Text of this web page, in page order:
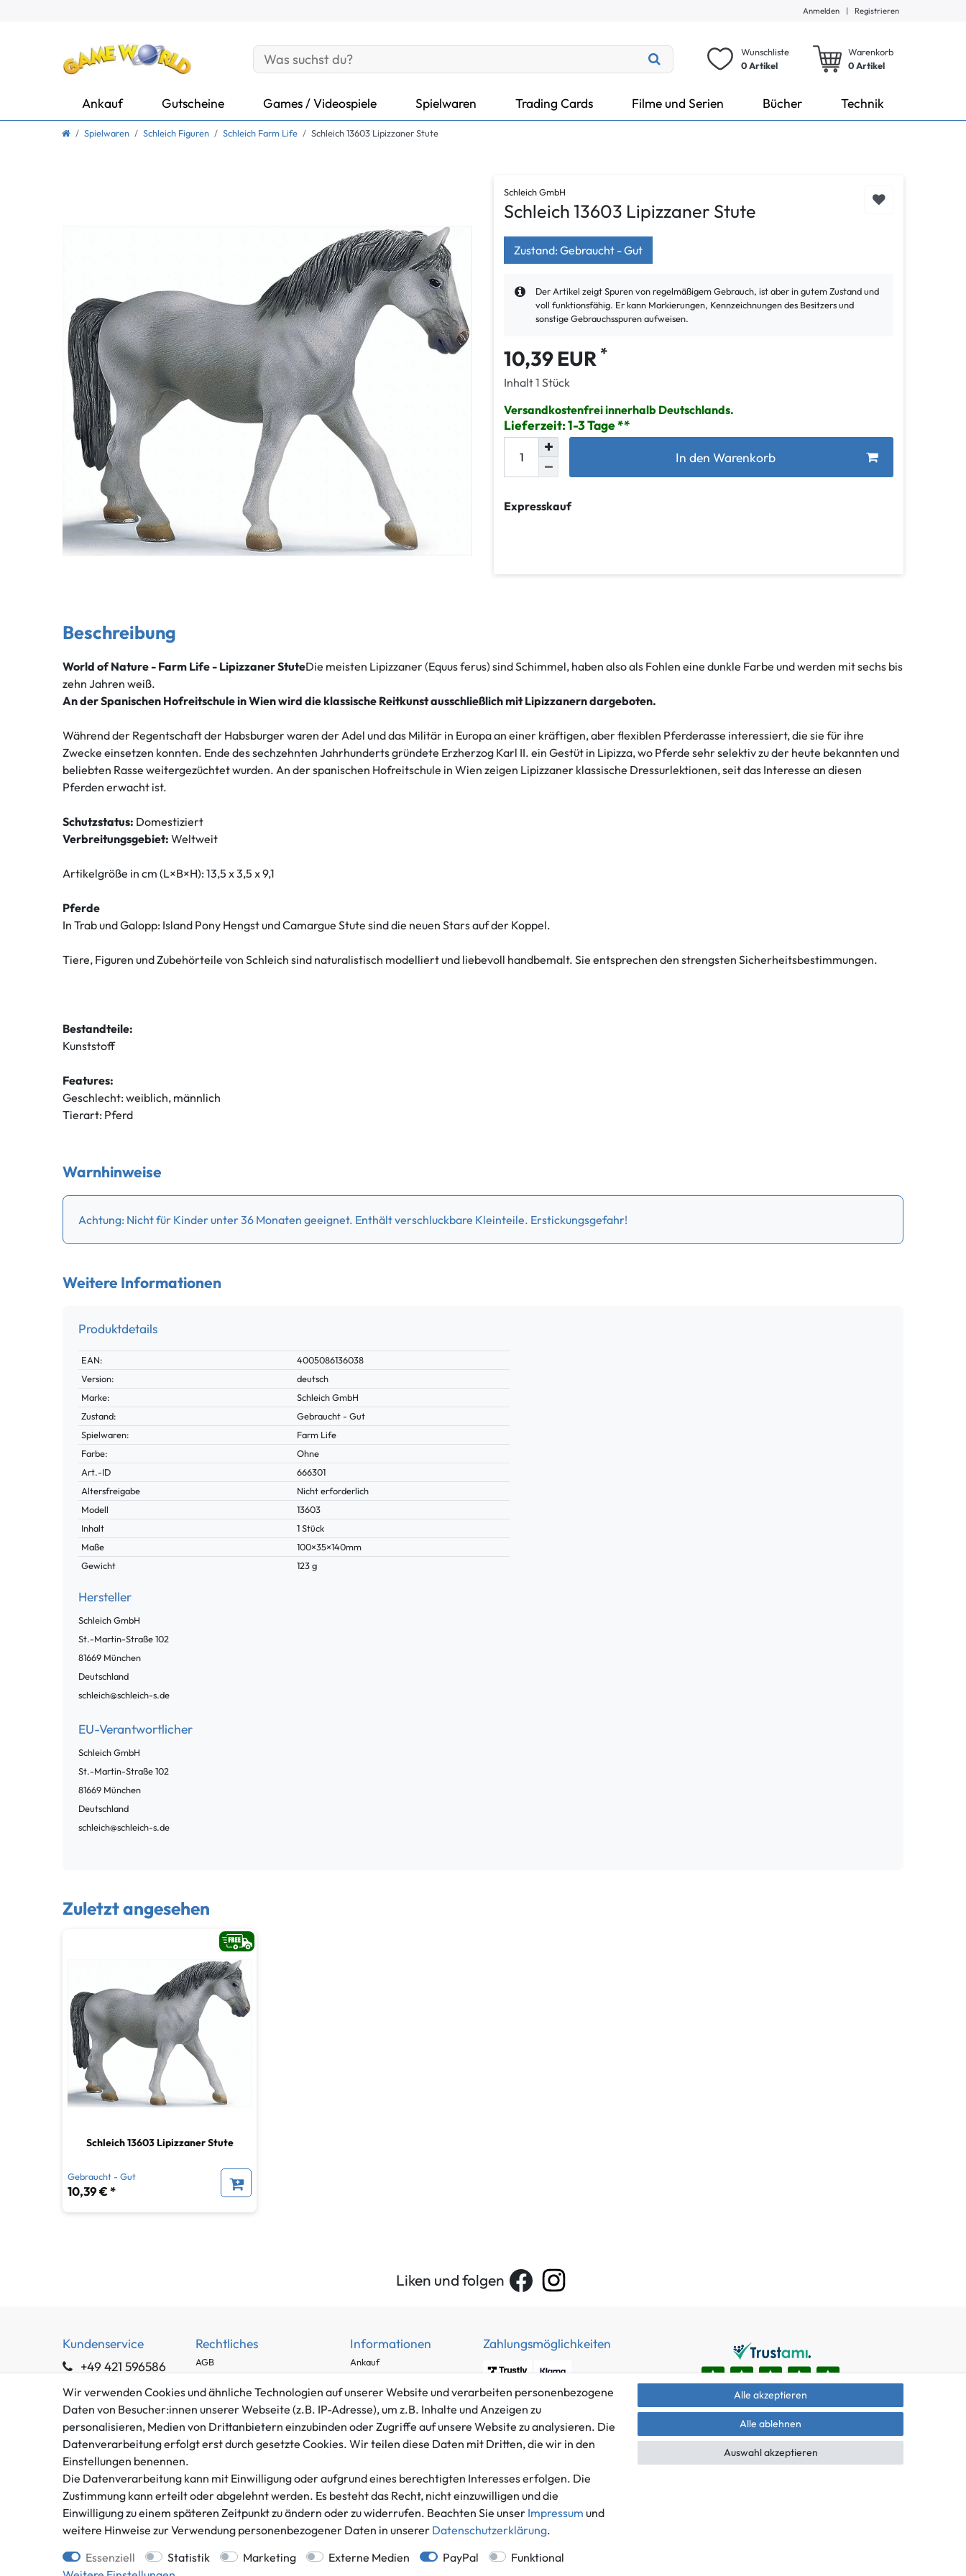
Anmelden | Registrieren
Wunschliste
0 Artikel
Warenkorb
0Artikel
Ankauf Gutscheine Games / Videospiele Spielwaren Trading Cards Filme und Serien Bücher Technik
Spielwaren Schleich Figuren Schleich Farm Life Schleich 13603 Lipizzaner Stute
Schleich GmbH
Schleich 13603 Lipizzaner Stute
Zustand: Gebraucht - Gut
Der Artikel zeigt Spuren von regelmäßigem Gebrauch, ist aber in gutem Zustand und
voll funktionsfähig. Er kann Markierungen, Kennzeichnungen des Besitzers und
sonstige Gebrauchsspuren aufweisen.
10,39 EUR *
Inhalt1 Stück
Versandkostenfrei innerhalb Deutschlands.
Lieferzeit: 1-3 Tage
In den Warenkorb
Expresskauf
Beschreibung
World of Nature - Farm Life - Lipizzaner StuteDie meisten Lipizzaner (Equus ferus) sind Schimmel, haben also als Fohlen eine dunkle Farbe und werden mit sechs bis
zehn Jahren weiß.
An der Spanischen Hofreitschule in Wien wird die klassische Reitkunst ausschließlich mit Lipizzanern dargeboten.
Während der Regentschaft der Habsburger waren der Adel und das Militär in Europa an einer kräftigen, aber flexiblen Pferderasse interessiert, die sie für ihre
Zwecke einsetzen konnten. Ende des sechzehnten Jahrhunderts gründete Erzherzog Karl II. ein Gestüt in Lipizza, wo Pferde sehr selektiv zu der heute bekannten und
beliebten Rasse weitergezüchtet wurden. An der spanischen Hofreitschule in Wien zeigen Lipizzaner klassische Dressurlektionen, seit das Interesse an diesen
Pferden erwacht ist.
Schutzstatus: Domestiziert
Verbreitungsgebiet: Weltweit
Artikelgröße in cm (L×B×H): 13,5 x 3,5 x 9,1
Pferde
In Trab und Galopp: Island Pony Hengst und Camargue Stute sind die neuen Stars auf der Koppel.
Tiere, Figuren und Zubehörteile von Schleich sind naturalistisch modelliert und liebevoll handbemalt. Sie entsprechen den strengsten Sicherheitsbestimmungen.
Bestandteile:
Kunststoff
Features:
Geschlecht: weiblich, männlich
Tierart: Pferd
Warnhinweise
Achtung: Nicht für Kinder unter 36 Monaten geeignet. Enthält verschluckbare Kleinteile. Erstickungsgefahr!
Weitere Informationen
Produktdetails
Technisches
Merkmal
Wert
EAN:
4005086136038
Version:
deutsch
Marke:
Schleich GmbH
Zustand:
Gebraucht - Gut
Spielwaren:
Farm Life
Farbe:
Ohne
Technisches
Merkmal
Wert
Art.-ID
666301
Altersfreigabe
Nicht erforderlich
Modell
13603
Inhalt
1 Stück
Maße
100×35×140mm
Gewicht
123 g
Hersteller
Schleich GmbH
St.-Martin-Straße102
81669 München
Deutschland
schleich@schleich-s.de
EU-Verantwortlicher
Schleich GmbH
St.-Martin-Straße102
81669 München
Deutschland
schleich@schleich-s.de
Zuletzt angesehen
Schleich 13603 Lipizzaner Stute
Gebraucht - Gut
10,39 € *
Liken und folgen
Kundenservice
+49 421 596586
info@gameworld.de
Kontaktformular
Rechtliches
AGB
Datenschutzerklärung
Barrierefreiheitserklärung
Widerrufs­recht
Informationen
Ankauf
Häufig gestellte Fragen
Zahlung und Versand
Batterieentsorgung
Zahlungsmöglichkeiten
Mitglied im Händlerbund
Versand innerhalb Deutschlands.
*Alle Preise inkl. gesetzlicher MwSt.,zzgl. Versandkosten
** gilt für Lieferungen innerhalb Deutschlands, Lieferzeiten für andere Länder entnehmen Sie bitte der Schaltfläche mit den Versandinformationen.
Wir verwenden Cookies und ähnliche Technologien auf unserer Website und verarbeiten personenbezogene
Daten von Besucher:innen unserer Webseite (z.B. IP-Adresse), um z.B. Inhalte und Anzeigen zu
personalisieren, Medien von Drittanbietern einzubinden oder Zugriffe auf unsere Website zu analysieren. Die
Datenverarbeitung erfolgt erst durch gesetzte Cookies. Wir teilen diese Daten mit Dritten, die wir in den
Einstellungen benennen.
Die Datenverarbeitung kann mit Einwilligung oder aufgrund eines berechtigten Interesses erfolgen. Die
Zustimmung kann erteilt oder abgelehnt werden. Es besteht das Recht, nicht einzuwilligen und die
Einwilligung zu einem späteren Zeitpunkt zu ändern oder zu widerrufen. Beachten Sie unser Impressum und
weitere Hinweise zur Verwendung personenbezogener Daten in unserer Daten­schutz­erklärung.
Essenziell
Statistik Marketing Externe Medien PayPal
Funktional
Alle akzeptieren
Alle ablehnen
Auswahl akzeptieren